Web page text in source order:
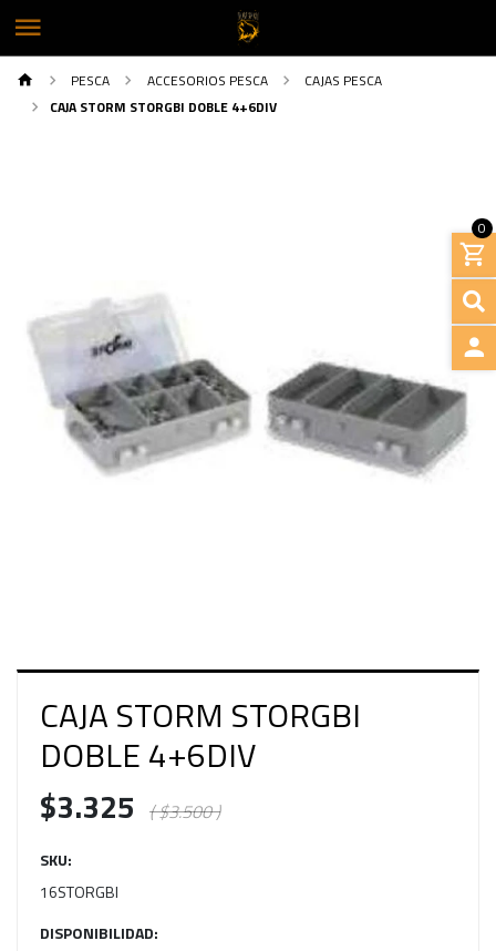
0
PESCA ACCESORIOS PESCA
CAJAS PESCA
CAJA STORM STORGBI DOBLE 4+6DIV
CAJA STORM STORGBI
DOBLE 4+6DIV
$3.325 ( $3.500 )
SKU:
16STORGBI
DISPONIBILIDAD: